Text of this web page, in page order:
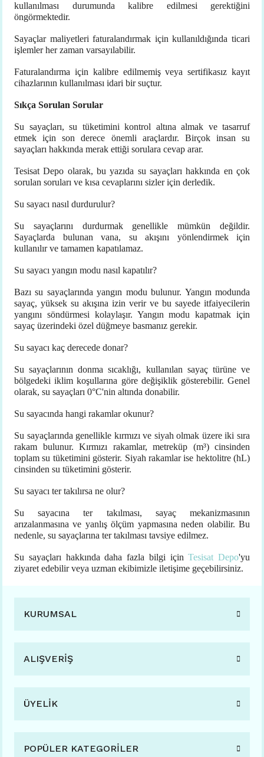
kullanılması durumunda kalibre edilmesi gerektiğini
öngörmektedir.
Sayaçlar maliyetleri faturalandırmak için kullanıldığında ticari
işlemler her zaman varsayılabilir.
Faturalandırma için kalibre edilmemiş veya sertifikasız kayıt
cihazlarının kullanılması idari bir suçtur.
Sıkça Sorulan Sorular
Su sayaçları, su tüketimini kontrol altına almak ve tasarruf
etmek için son derece önemli araçlardır. Birçok insan su
sayaçları hakkında merak ettiği sorulara cevap arar.
Tesisat Depo olarak, bu yazıda su sayaçları hakkında en çok
sorulan soruları ve kısa cevaplarını sizler için derledik.
Su sayacı nasıl durdurulur?
Su sayaçlarını durdurmak genellikle mümkün değildir.
Sayaçlarda bulunan vana, su akışını yönlendirmek için
kullanılır ve tamamen kapatılamaz.
Su sayacı yangın modu nasıl kapatılır?
Bazı su sayaçlarında yangın modu bulunur. Yangın modunda
sayaç, yüksek su akışına izin verir ve bu sayede itfaiyecilerin
yangını söndürmesi kolaylaşır. Yangın modu kapatmak için
sayaç üzerindeki özel düğmeye basmanız gerekir.
Su sayacı kaç derecede donar?
Su sayaçlarının donma sıcaklığı, kullanılan sayaç türüne ve
bölgedeki iklim koşullarına göre değişiklik gösterebilir. Genel
olarak, su sayaçları 0°C'nin altında donabilir.
Su sayacında hangi rakamlar okunur?
Su sayaçlarında genellikle kırmızı ve siyah olmak üzere iki sıra
rakam bulunur. Kırmızı rakamlar, metreküp (m³) cinsinden
toplam su tüketimini gösterir. Siyah rakamlar ise hektolitre (hL)
cinsinden su tüketimini gösterir.
Su sayacı ter takılırsa ne olur?
Su sayacına ter takılması, sayaç mekanizmasının
arızalanmasına ve yanlış ölçüm yapmasına neden olabilir. Bu
nedenle, su sayaçlarına ter takılması tavsiye edilmez.
Su sayaçları hakkında daha fazla bilgi içinTesisat Depo'yu
ziyaret edebilir veya uzman ekibimizle iletişime geçebilirsiniz.
KURUMSAL
ALIŞVERİŞ
ÜYELİK
POPÜLER KATEGORİLER